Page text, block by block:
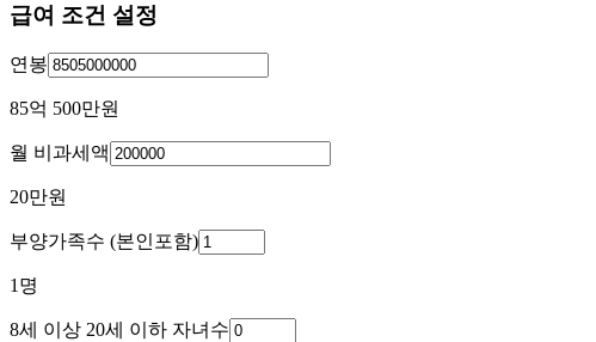
급여 조건 설정
연봉
85억 500만원
월 비과세액
20만원
부양가족수 (본인포함)
1 명
8세 이상 20세 이하 자녀수